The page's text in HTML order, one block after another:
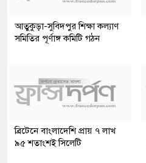
আতুকুড়া-সুবিদপুর শিক্ষা কল্যাণ
সমিতির পূর্ণাঙ্গ কমিটি গঠন
ব্রিটেনে বাংলাদেশি প্রায় ৭ লাখ
৯৫ শতাংশই সিলেটি